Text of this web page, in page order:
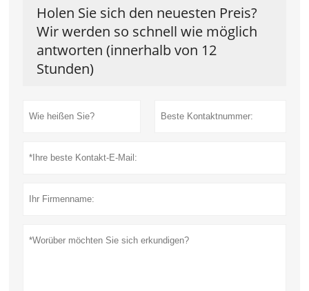
Holen Sie sich den neuesten Preis?
Wir werden so schnell wie möglich
antworten (innerhalb von 12
Stunden)